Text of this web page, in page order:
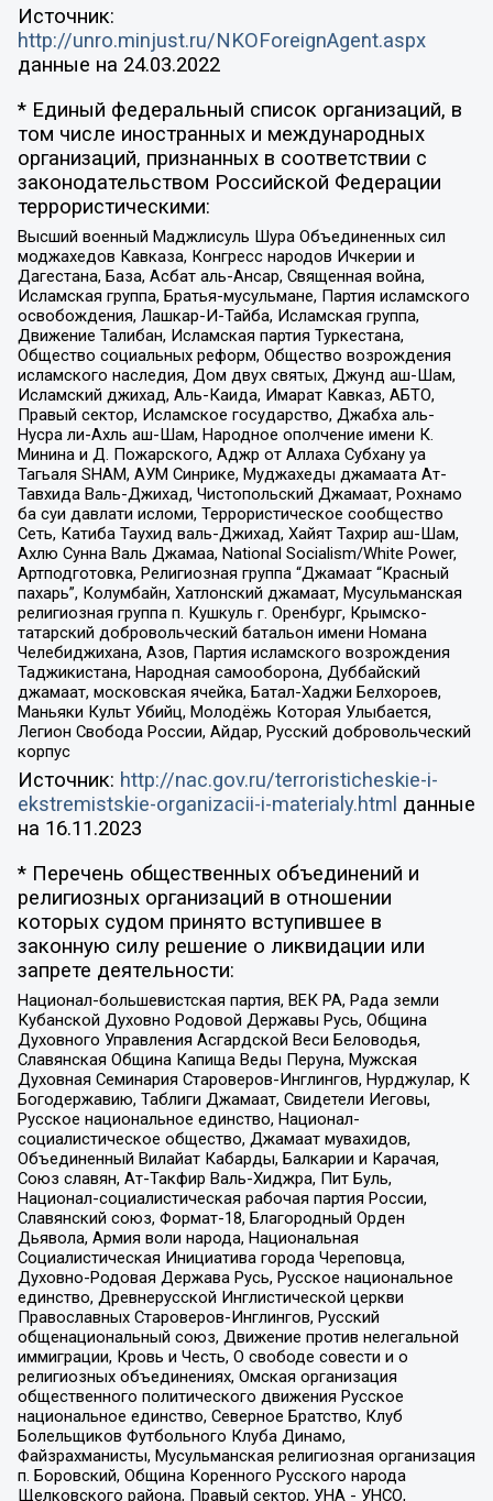
Источник:
http://unro.minjust.ru/NKOForeignAgent.aspx
данные на 24.03.2022
* Единый федеральный список организаций, в
том числе иностранных и международных
организаций, признанных в соответствии с
законодательством Российской Федерации
террористическими:
Высший военный Маджлисуль Шура Объединенных сил
моджахедов Кавказа, Конгресс народов Ичкерии и
Дагестана, База, Асбат аль-Ансар, Священная война,
Исламская группа, Братья-мусульмане, Партия исламского
освобождения, Лашкар-И-Тайба, Исламская группа,
Движение Талибан, Исламская партия Туркестана,
Общество социальных реформ, Общество возрождения
исламского наследия, Дом двух святых, Джунд аш-Шам,
Исламский джихад, Аль-Каида, Имарат Кавказ, АБТО,
Правый сектор, Исламское государство, Джабха аль-
Нусра ли-Ахль аш-Шам, Народное ополчение имени К.
Минина и Д. Пожарского, Аджр от Аллаха Субхану уа
Тагьаля SHAM, АУМ Синрике, Муджахеды джамаата Ат-
Тавхида Валь-Джихад, Чистопольский Джамаат, Рохнамо
ба суи давлати исломи, Террористическое сообщество
Сеть, Катиба Таухид валь-Джихад, Хайят Тахрир аш-Шам,
Ахлю Сунна Валь Джамаа, National Socialism/White Power,
Артподготовка, Религиозная группа “Джамаат “Красный
пахарь”, Колумбайн, Хатлонский джамаат, Мусульманская
религиозная группа п. Кушкуль г. Оренбург, Крымско-
татарский добровольческий батальон имени Номана
Челебиджихана, Азов, Партия исламского возрождения
Таджикистана, Народная самооборона, Дуббайский
джамаат, московская ячейка, Батал-Хаджи Белхороев,
Маньяки Культ Убийц, Молодёжь Которая Улыбается,
Легион Свобода России, Айдар, Русский добровольческий
корпус
Источник: http://nac.gov.ru/terroristicheskie-i-
ekstremistskie-organizacii-i-materialy.html данные
на 16.11.2023
* Перечень общественных объединений и
религиозных организаций в отношении
которых судом принято вступившее в
законную силу решение о ликвидации или
запрете деятельности:
Национал-большевистская партия, ВЕК РА, Рада земли
Кубанской Духовно Родовой Державы Русь, Община
Духовного Управления Асгардской Веси Беловодья,
Славянская Община Капища Веды Перуна, Мужская
Духовная Семинария Староверов-Инглингов, Нурджулар, К
Богодержавию, Таблиги Джамаат, Свидетели Иеговы,
Русское национальное единство, Национал-
социалистическое общество, Джамаат мувахидов,
Объединенный Вилайат Кабарды, Балкарии и Карачая,
Союз славян, Ат-Такфир Валь-Хиджра, Пит Буль,
Национал-социалистическая рабочая партия России,
Славянский союз, Формат-18, Благородный Орден
Дьявола, Армия воли народа, Национальная
Социалистическая Инициатива города Череповца,
Духовно-Родовая Держава Русь, Русское национальное
единство, Древнерусской Инглистической церкви
Православных Староверов-Инглингов, Русский
общенациональный союз, Движение против нелегальной
иммиграции, Кровь и Честь, О свободе совести и о
религиозных объединениях, Омская организация
общественного политического движения Русское
национальное единство, Северное Братство, Клуб
Болельщиков Футбольного Клуба Динамо,
Файзрахманисты, Мусульманская религиозная организация
п. Боровский, Община Коренного Русского народа
Щелковского района, Правый сектор, УНА - УНСО,